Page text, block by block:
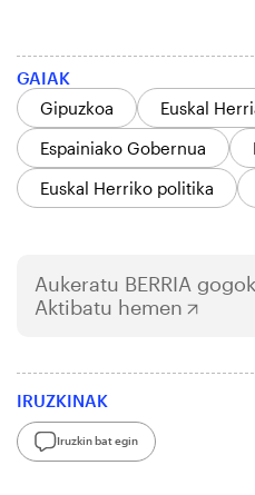
GAIAK
Gipuzkoa
Euskal
Espainiako Gobernua
Euskal Herriko politika
Aukeratu BERRIA
Aktibatu hemen
IRUZKINAK
Iruzkin bat egin